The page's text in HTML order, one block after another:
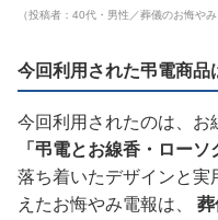
（投稿者：40代・男性／葬儀のお悔や
今回利用された弔電商品
今回利用されたのは、お
「弔電とお線香・ローソ
落ち着いたデザインと実
えたお悔やみ電報は、 葬